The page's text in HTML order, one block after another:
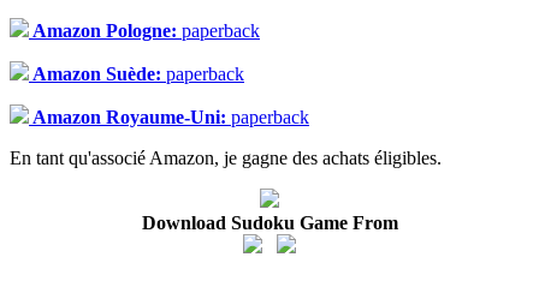
Amazon Pologne: paperback
Amazon Suède: paperback
Amazon Royaume-Uni: paperback
En tant qu'associé Amazon, je gagne des achats éligibles.
Download Sudoku Game From